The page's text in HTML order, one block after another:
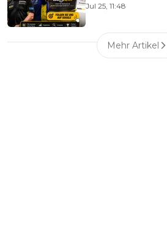
Jul 25, 11:48
Mehr Artikel